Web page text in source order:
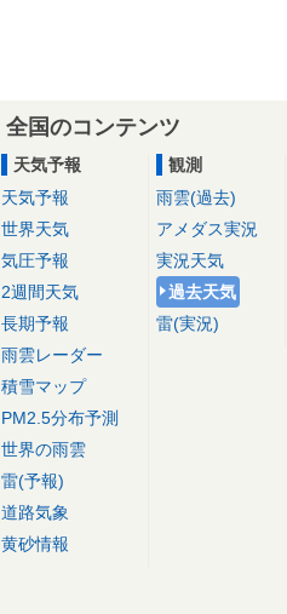
全国のコンテンツ
天気予報
天気予報
世界天気
気圧予報
2週間天気
長期予報
雨雲レーダー
積雪マップ
PM2.5分布予測
世界の雨雲
雷(予報)
道路気象
黄砂情報
観測
雨雲(過去)
アメダス実況
実況天気
過去天気
雷(実況)